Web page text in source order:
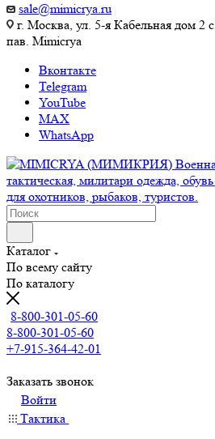
sale@mimicrya.ru
г. Москва, ул. 5-я Кабельная дом
пав. Mimicrya
Вконтакте
Telegram
YouTube
MAX
WhatsApp
Каталог
По всему сайту
По каталогу
8-800-301-05-60
8-800-301-05-60
+7-915-364-42-01
Заказать звонок
Войти
Тактика